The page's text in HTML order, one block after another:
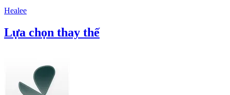
Healee
Lựa chọn thay thế